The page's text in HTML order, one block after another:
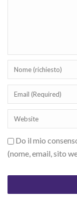
Do il mio
(nome, email, sito